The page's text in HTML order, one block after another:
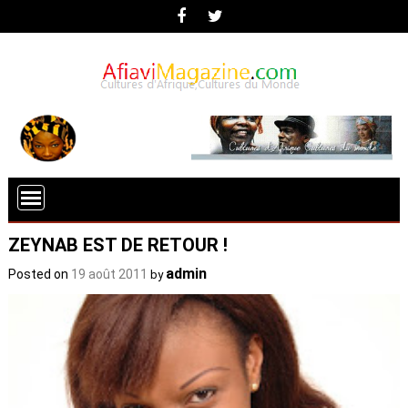
ZEYNAB EST DE RETOUR !
Posted on 19 août 2011 by admin